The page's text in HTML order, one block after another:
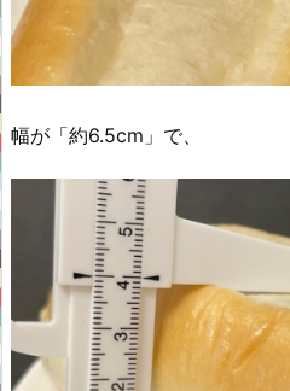
幅が「約6.5cm」で、